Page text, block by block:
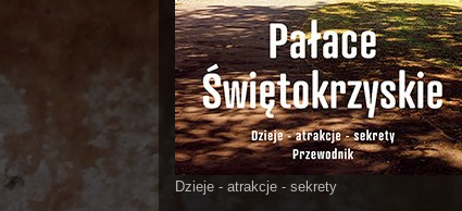
Dzieje - atrakcje - sekrety